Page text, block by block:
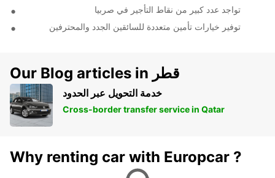
تواجد عدد كبير من نقاط التأجير في صربيا
توفير خيارات تأمين متعددة للسائقين الجدد والمحترفين
Our Blog articles in قطر
خدمة التحويل عبر الحدود
Cross-border transfer service in Qatar
Why renting car with Europcar ?